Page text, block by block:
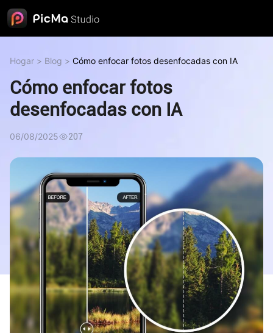
Hogar > Blog > Cómo enfocar fotos desenfocadas con IA
Cómo enfocar fotos
desenfocadas con IA
06/08/2025 207